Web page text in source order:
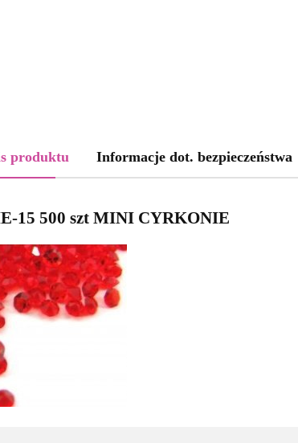
produktu Informacje dot. bezpieczeństwa
15 500 szt MINI CYRKONIE